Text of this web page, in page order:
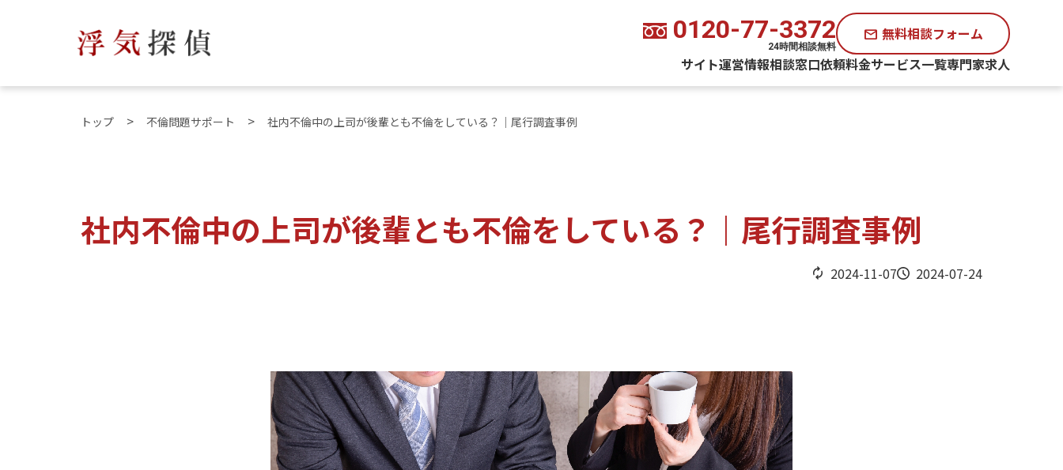
0120-77-3372
24時間相談無料
mail 無料相談フォーム
サイト運営情報相談窓口依頼料金サービス一覧専門家求人
トップ 不倫問題サポート 社内不倫中の上司が後輩とも不倫をしている？｜尾行調査事例
社内不倫中の上司が後輩とも不倫をしている？｜尾行調査事例
2024-11-07 2024-07-24